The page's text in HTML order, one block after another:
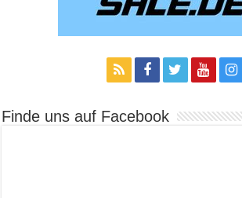
Finde uns auf Facebook